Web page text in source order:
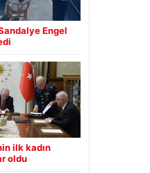
Engel
ilk kadın
oldu